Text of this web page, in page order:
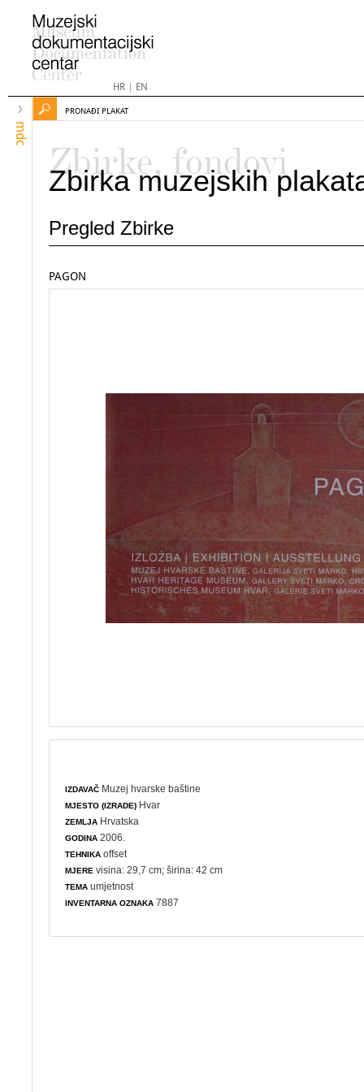
HR| EN
mdc
PRONAĐI PLAKAT
Zbirke, fondovi
Zbirka muzejskih
Pregled Zbirke
PAGON
IZDAVAČ Muzej hvarske baštine
MJESTO (IZRADE) Hvar
ZEMLJA Hrvatska
GODINA 2006.
TEHNIKA offset
MJERE visina: 29,7 cm; širina: 42 cm
TEMA umjetnost
INVENTARNA OZNAKA 7887